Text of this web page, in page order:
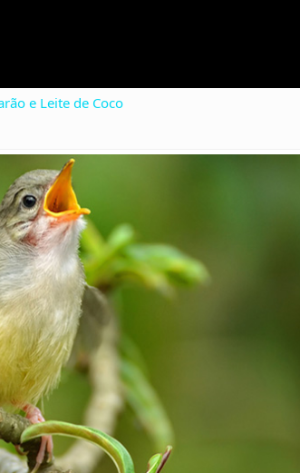
e Leite de Coco